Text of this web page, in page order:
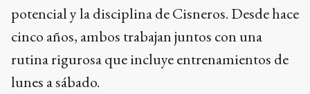
potencial y la disciplina de Cisneros. Desde hace
cinco años, ambos trabajan juntos con una
rutina rigurosa que incluye entrenamientos de
lunes a sábado.